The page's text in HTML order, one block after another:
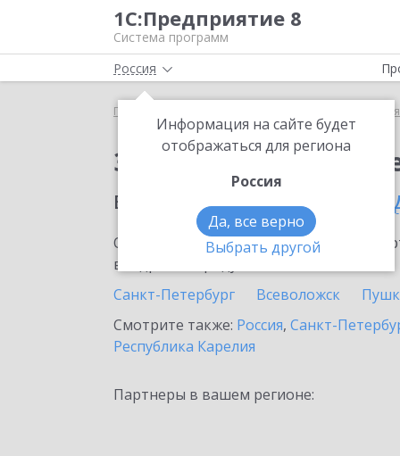
1С:Предприятие 8
Система программ
Россия
Информация на сайте будет
отображаться для региона
Россия
Да, все верно
Выбрать другой
Главная 1С:Бизнес-сеть.
Заказать 1С:Бизнес-
в населенном пунте
Ознакомьтесь с информационными
внедрение продукта.
Санкт-Петербург
Всеволожск
Смотрите также: Россия, Санкт-
Республика Карелия
Партнеры в вашем регионе: